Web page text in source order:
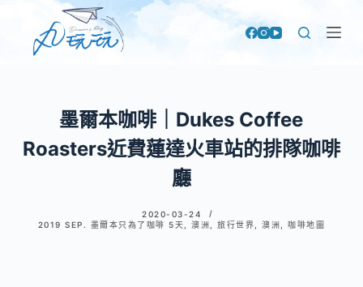
墨爾本咖啡｜Dukes Coffee
Roasters近費蓮達火車站的排隊咖啡
廳
2020-03-24
2019 SEP. 墨爾本只為了咖啡 5天
,澳洲 ,旅行世界 ,澳洲 ,咖啡地圖